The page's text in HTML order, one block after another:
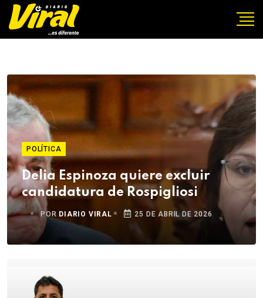
POLÍTICA
Delia Espinoza quiere excluir
candidatura de Rospigliosi
POR DIARIO VIRAL 25 DE ABRIL DE 2026